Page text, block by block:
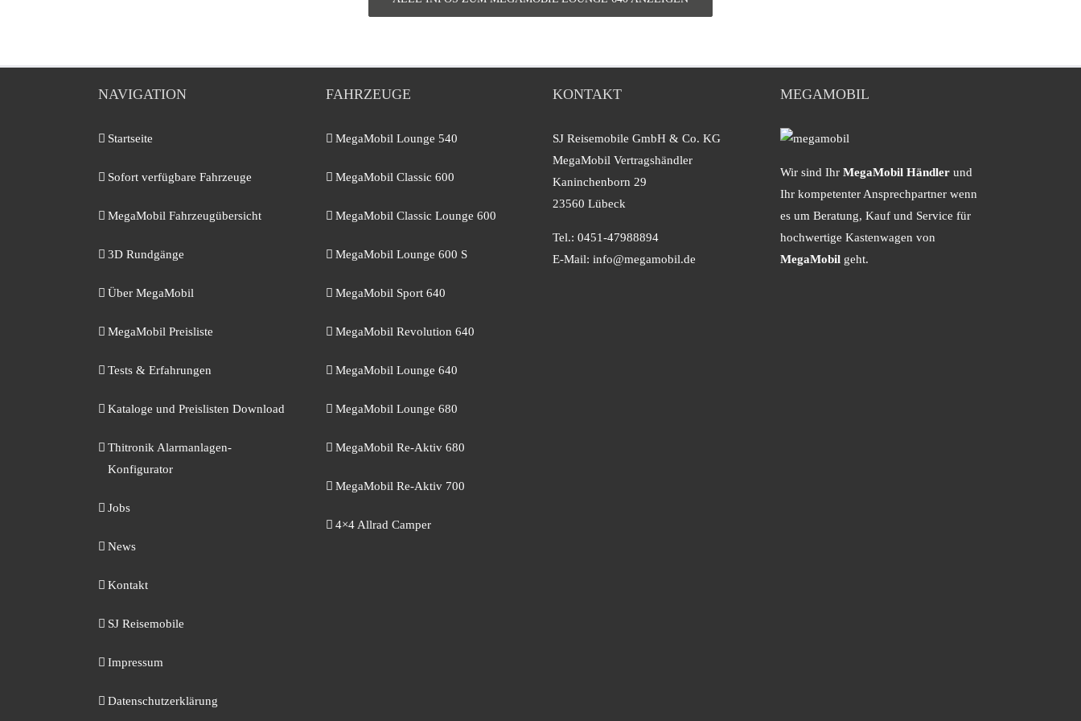
NAVIGATION
Startseite
Sofort verfügbare Fahrzeuge
MegaMobil Fahrzeugübersicht
3D Rundgänge
Über MegaMobil
MegaMobil Preisliste
Tests & Erfahrungen
Kataloge und Preislisten Download
Thitronik Alarmanlagen-
Konfigurator
Jobs
News
Kontakt
SJ Reisemobile
Impressum
Datenschutzerklärung
FAHRZEUGE
MegaMobil Lounge 540
MegaMobil Classic 600
MegaMobil Classic Lounge 600
MegaMobil Lounge 600 S
MegaMobil Sport 640
MegaMobil Revolution 640
MegaMobil Lounge 640
MegaMobil Lounge 680
MegaMobil Re-Aktiv 680
MegaMobil Re-Aktiv 700
4×4 Allrad Camper
KONTAKT
SJ Reisemobile GmbH & Co. KG
MegaMobil Vertragshändler
Kaninchenborn 29
23560 Lübeck
Tel.: 0451-47988894
E-Mail: info@megamobil.de
MEGAMOBIL
Wir sind Ihr MegaMobil Händlerund
Ihr kompetenter Ansprechpartner wenn
es um Beratung, Kauf und Service für
hochwertige Kastenwagen von
MegaMobil geht.